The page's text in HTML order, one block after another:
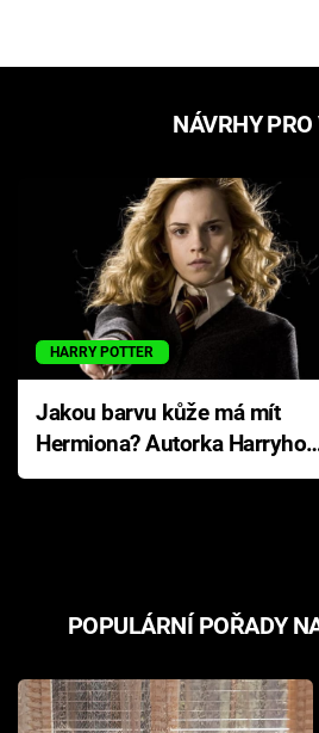
NÁVRHY PRO
HARRY POTTER
Jakou barvu kůže má mít
Hermiona? Autorka Harryho
Pottera přišla s ráznou
POPULÁRNÍ POŘADY